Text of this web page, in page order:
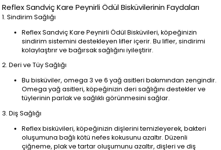
Reflex Sandviç Kare Peynirli Ödül Bisküvilerinin Faydaları
1. Sindirim Sağlığı
Reflex Sandviç Kare Peynirli Ödül Bisküvileri, köpeğinizin
sindirim sistemini destekleyen lifler içerir. Bu lifler, sindirimi
kolaylaştırır ve bağırsak sağlığını iyileştirir.
2. Deri ve Tüy Sağlığı
Bu bisküviler, omega 3 ve 6 yağ asitleri bakımından zengindir.
Omega yağ asitleri, köpeğinizin deri sağlığını destekler ve
tüylerinin parlak ve sağlıklı görünmesini sağlar.
3. Diş Sağlığı
Reflex bisküvileri, köpeğinizin dişlerini temizleyerek, bakteri
oluşumuna bağlı kötü nefes kokusunu azaltır. Düzenli
çiğneme, plak ve tartar oluşumunu azaltır, dişleri ve diş